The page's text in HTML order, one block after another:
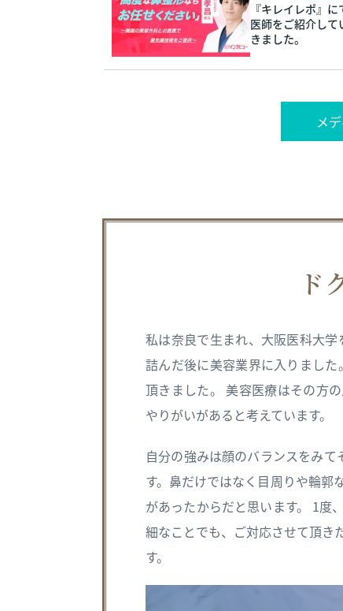
『キレイレポ』
医師をご紹介して
きました。
メ
ド
私は奈良で生まれ、大阪医科大
詰んだ後に美容業界に入りまし
頂きました。 美容医療はその方
やりがいがあると考えています。
自分の強みは顔のバランスをみ
す。鼻だけではなく目周りや輪郭
があったからだと思います。 1度
細なことでも、ご対応させて頂き
す。